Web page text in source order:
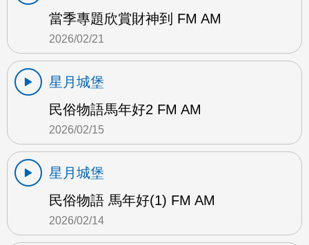
當季專題欣賞財神到 FM AM
2026/02/21
星月城堡
民俗物語馬年好2 FM AM
2026/02/15
星月城堡
民俗物語 馬年好(1) FM AM
2026/02/14